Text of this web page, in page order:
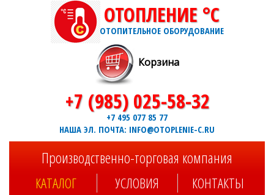
ОТОПЛЕНИЕ °C
ОТОПИТЕЛЬНОЕ ОБОРУДОВАНИЕ
Корзина
+7 (985) 025-58-32
+7 495 077 85 77
НАША ЭЛ. ПОЧТА: INFO@OTOPLENIE-C.RU
Производственно-торговая компания
КАТАЛОГ УСЛОВИЯ
КОНТАКТЫ